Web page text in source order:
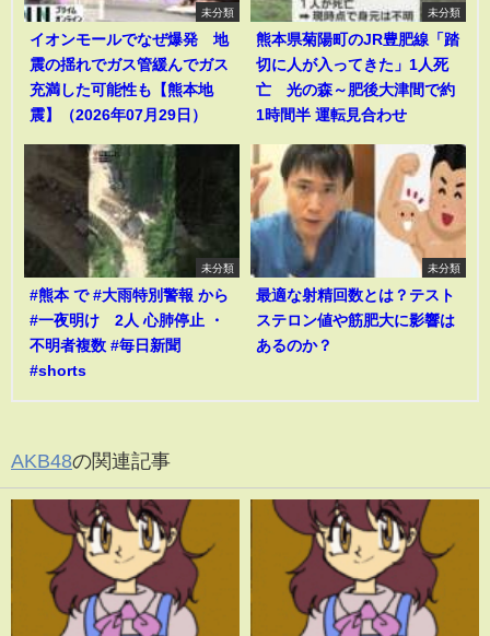
未分類
イオンモールでなぜ爆発 地
震の揺れでガス管緩んでガス
充満した可能性も【熊本地
震】（2026年07月29日）
未分類
熊本県菊陽町のJR豊肥線「踏
切に人が入ってきた」1人死
亡 光の森～肥後大津間で約
1時間半 運転見合わせ
未分類
#熊本 で #大雨特別警報 から
#一夜明け 2人 心肺停止 ・
不明者複数 #毎日新聞
#shorts
未分類
最適な射精回数とは？テスト
ステロン値や筋肥大に影響は
あるのか？
AKB48の関連記事